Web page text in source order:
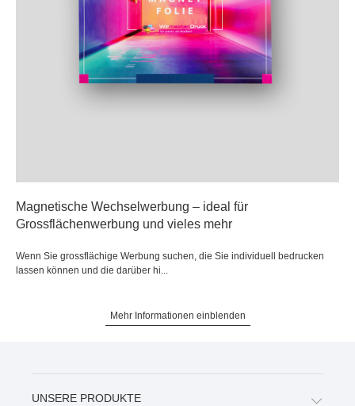
Magnetische Wechselwerbung – ideal für
Grossflächenwerbung und vieles mehr
Wenn Sie grossflächige Werbung suchen, die Sie individuell bedrucken
lassen können und die darüber hi...
Mehr Informationen einblenden
UNSERE PRODUKTE